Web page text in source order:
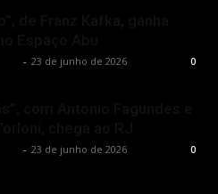
- 23 de junho de 2026 0
- 23 de junho de 2026 0